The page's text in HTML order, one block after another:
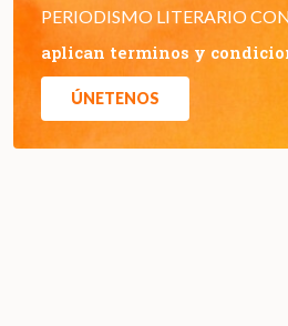
PERIODISMO LITERARIO
aplican terminos y
ÚNETENOS